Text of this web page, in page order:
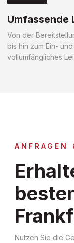
Umfassende
Von der
bis hin zum Ein-
vollumfängliches
ANFRAGEN
Nutzen Sie die